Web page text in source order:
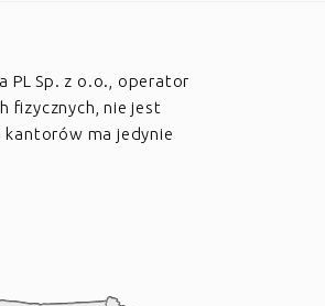
PL Sp. z o.o., operator
fizycznych, nie jest
kantorów ma jedynie